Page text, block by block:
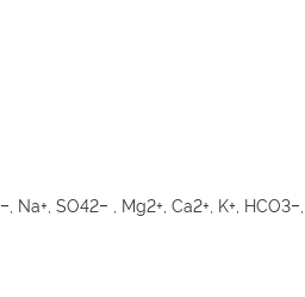
SO42‒ , Mg2+, Ca2+, K+,